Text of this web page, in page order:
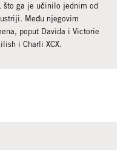
što ga je učinilo jednim od
Među njegovim
poput Davida i Victorie
i Charli XCX.